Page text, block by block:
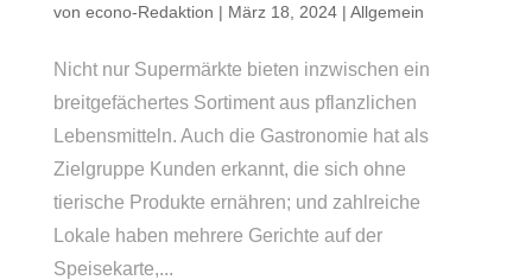
von econo-Redaktion | März 18, 2024| Allgemein
Nicht nur Supermärkte bieten inzwischen ein
breitgefächertes Sortiment aus pflanzlichen
Lebensmitteln. Auch die Gastronomie hat als
Zielgruppe Kunden erkannt, die sich ohne
tierische Produkte ernähren; und zahlreiche
Lokale haben mehrere Gerichte auf der
Speisekarte,...